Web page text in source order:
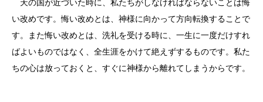
天の国が近づいた時に、私たちがしなければならないことは悔
い改めです。悔い改めとは、神様に向かって方向転換することで
す。また悔い改めとは、洗礼を受ける時に、一生に一度だけすれ
ばよいものではなく、全生涯をかけて絶えずするものです。私た
ちの心は放っておくと、すぐに神様から離れてしまうからです。